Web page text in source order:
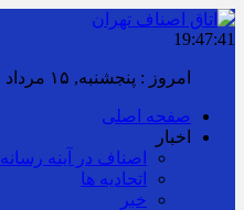
19:47:42
امروز : پنجشنبه, ۱۵ مرداد , ۱۴۰۵
صفحه اصلی
اخبار
اصناف در آینه رسانه
اتحادیه ها
خبر